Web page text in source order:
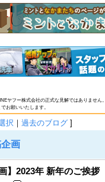
ヤフー株式会社の正式な見解ではありません。
でお願いいたします。
択 ｜ 過去のブログ ]
画
】2023年 新年のご挨拶